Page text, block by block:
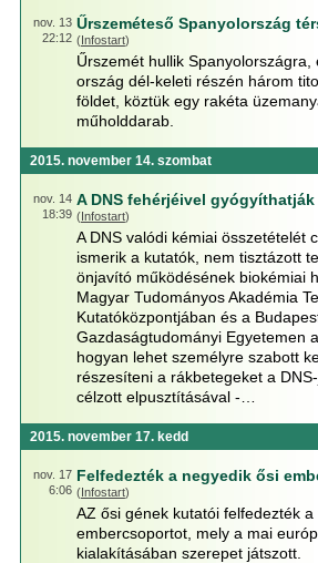
nov. 13
22:12
Űrszeméteső Spanyolország
(Infostart)
Űrszemét hullik Spanyolországra,
ország dél-keleti részén három
földet, köztük egy rakéta
műholddarab.
2015. november 14. szombat
nov. 14
18:39
A DNS fehérjéivel
(Infostart)
A DNS valódi kémiai összetételét
ismerik a kutatók, nem tisztázott
önjavító működésének biokémiai
Magyar Tudományos Akadémia
Kutatóközpontjában és a
Gazdaságtudományi Egyetemen
hogyan lehet személyre szabott
részesíteni a rákbetegeket a
célzott elpusztításával -…
2015. november 17. kedd
nov. 17
6:06
Felfedezték a negyedik ősi
(Infostart)
AZ ősi gének kutatói felfedezték
embercsoportot, mely a mai
kialakításában szerepet játszott.